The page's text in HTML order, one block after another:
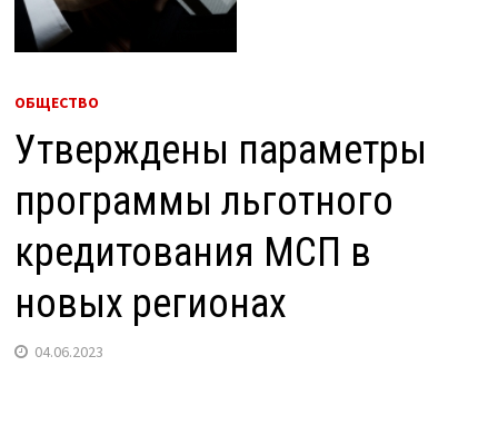
ОБЩЕСТВО
Утверждены параметры
программы льготного
кредитования МСП в
новых регионах
04.06.2023